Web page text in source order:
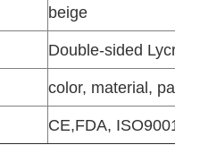
beige
Double-sided Lycra
color, material,
CE,FDA,